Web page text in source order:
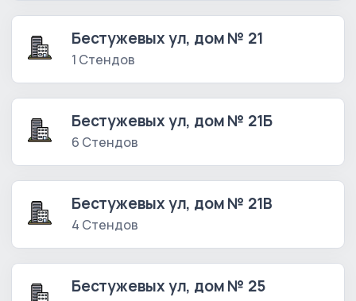
Бестужевых ул, дом № 21
1 Стендов
Бестужевых ул, дом № 21Б
6 Стендов
Бестужевых ул, дом № 21В
4 Стендов
Бестужевых ул, дом № 25